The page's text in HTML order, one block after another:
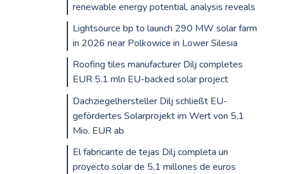
renewable energy potential, analysis reveals
Lightsource bp to launch 290 MW solar farm
in 2026 near Polkowice in Lower Silesia
Roofing tiles manufacturer Dilj completes
EUR 5.1 mln EU-backed solar project
Dachziegelhersteller Dilj schließt EU-
gefördertes Solarprojekt im Wert von 5,1
Mio. EUR ab
El fabricante de tejas Dilj completa un
proyecto solar de 5,1 millones de euros